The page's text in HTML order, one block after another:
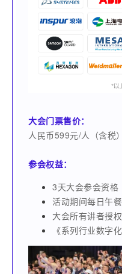
大会门票售价：
人民币599元/人（含税）
参会权益：
3天大会参会资格
活动期间每日午
大会所有讲者授
《系列行业数字